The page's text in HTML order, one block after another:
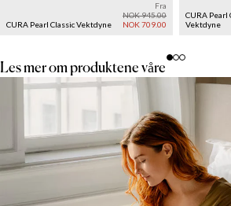
CURA Pearl Classic Vektdyne
Fra
NOK 945.00
NOK 709.00
CURA Pearl
Vektdyne
Les mer om produktene våre